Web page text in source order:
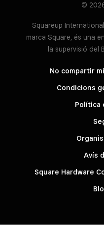
©
Squareup
marca Square, és una
la supervisió del
No compartir
Condicions
Política
Avís
Square Hardware